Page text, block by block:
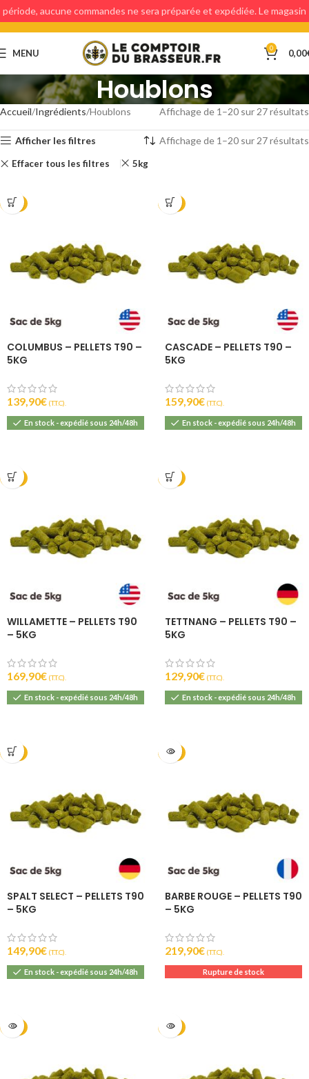
MENU 0 0,00
Houblons
Accueil Ingrédients Houblons Affichage de 1–20 sur 27 résultats
Afficher les filtres Affichage de 1–20 sur 27 résultats
Effacer tous les filtres 5kg
2025
COLUMBUS – PELLETS T90 –
5KG
139,90€ (T.T.C).
En stock - expédié sous 24h/48h
2025
CASCADE – PELLETS T90 –
5KG
159,90€ (T.T.C).
En stock - expédié sous 24h/48h
2025
WILLAMETTE – PELLETS T90
– 5KG
169,90€ (T.T.C).
En stock - expédié sous 24h/48h
2024
TETTNANG – PELLETS T90 –
5KG
129,90€ (T.T.C).
En stock - expédié sous 24h/48h
2025
SPALT SELECT – PELLETS T90
– 5KG
149,90€ (T.T.C).
En stock - expédié sous 24h/48h
2025
BARBE ROUGE – PELLETS T90
– 5KG
219,90€ (T.T.C).
Rupture de stock
2025 2025
période, aucune commandes ne sera préparée et expédiée. Le magasin
étant fermé, aucun retraits en magasin ne sera possible.